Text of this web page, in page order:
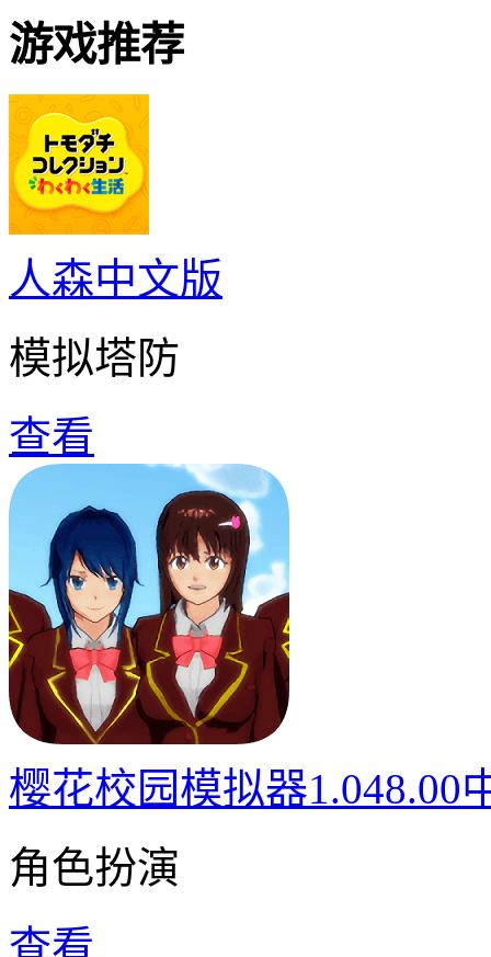
游戏推荐
人森中文版
模拟塔防
查看
樱花校园模拟器1.048.00
角色扮演
查看